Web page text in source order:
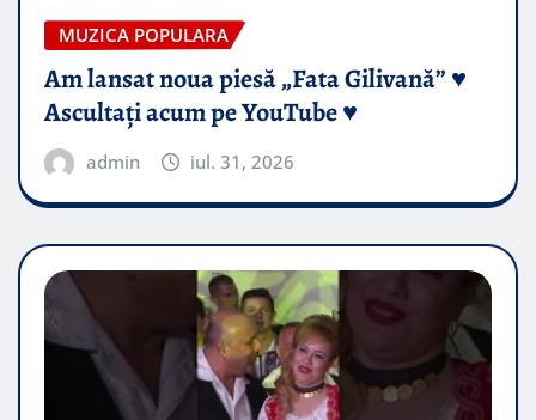
MUZICA POPULARA
Am lansat noua piesă „Fata Gilivană” ♥️
Ascultați acum pe YouTube ♥️
admin iul. 31, 2026